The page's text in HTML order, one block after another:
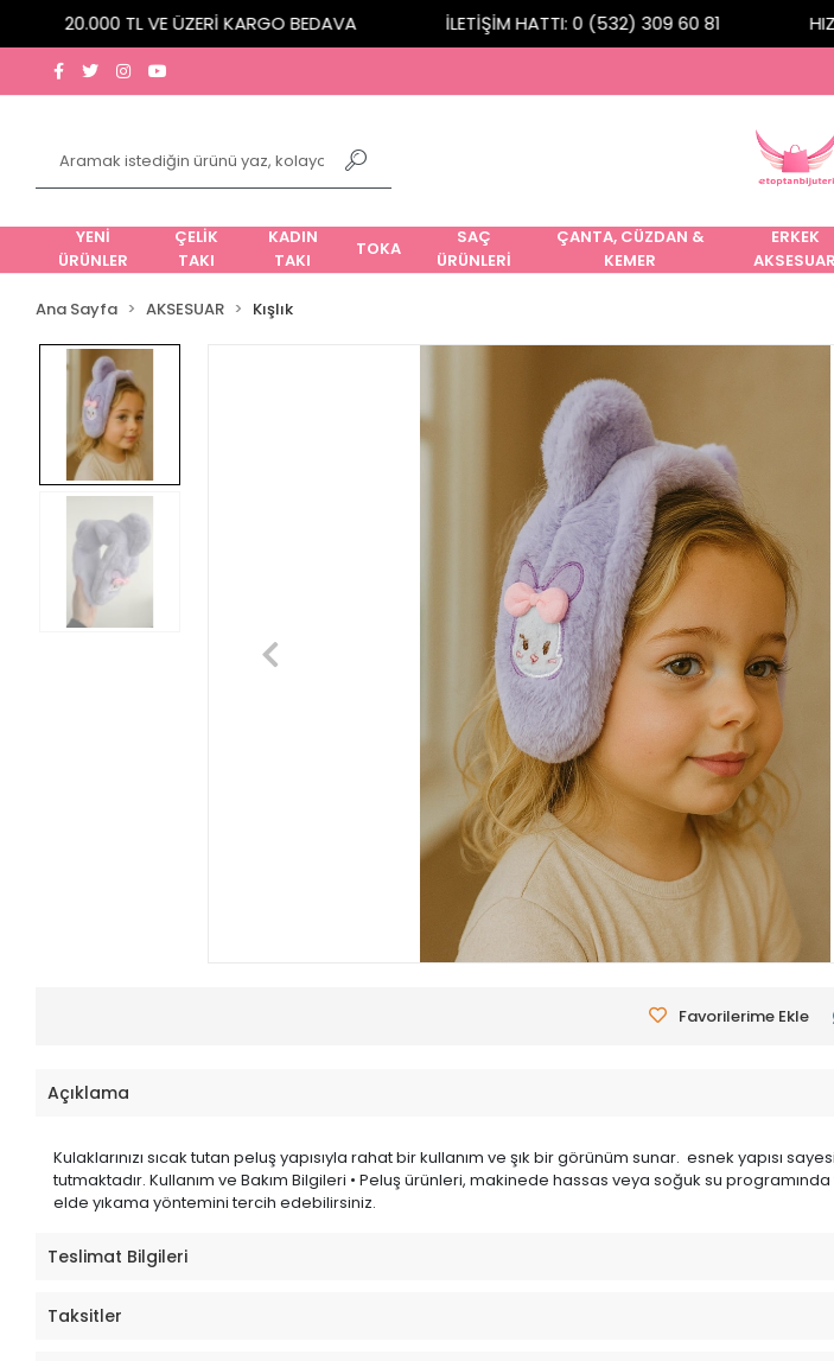
20.000 TL VE ÜZERİ KARGO BEDAVA İLETİŞİM HATTI: 0 (532) 309 60 81
YENİ
ÜRÜNLER
ÇELİK
TAKI
KADIN
TAKI
TOKA
SAÇ
ÜRÜNLERİ
ÇANTA, CÜZDAN &
KEMER
ERKEK
AKSESUAR
Ana Sayfa AKSESUAR Kışlık
Favorilerime Ekle
Açıklama
Kulaklarınızı sıcak tutan peluş yapısıyla rahat bir kullanım ve şık bir görünüm sunar. esnek yapısı
tutmaktadır. Kullanım ve Bakım Bilgileri • Peluş ürünleri, makinede hassas veya soğuk su
elde yıkama yöntemini tercih edebilirsiniz.
Teslimat Bilgileri
Taksitler